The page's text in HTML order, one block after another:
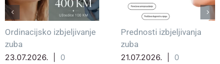
Ordinacijsko izbjeljivanje
zuba
23.07.2026.
0
Prednosti izbjeljivanja
zuba
21.07.2026.
0